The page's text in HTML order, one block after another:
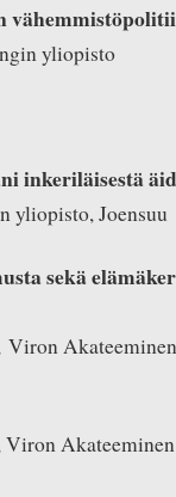
yliopisto
inkeriläisestä
yliopisto, Joensuu
sekä